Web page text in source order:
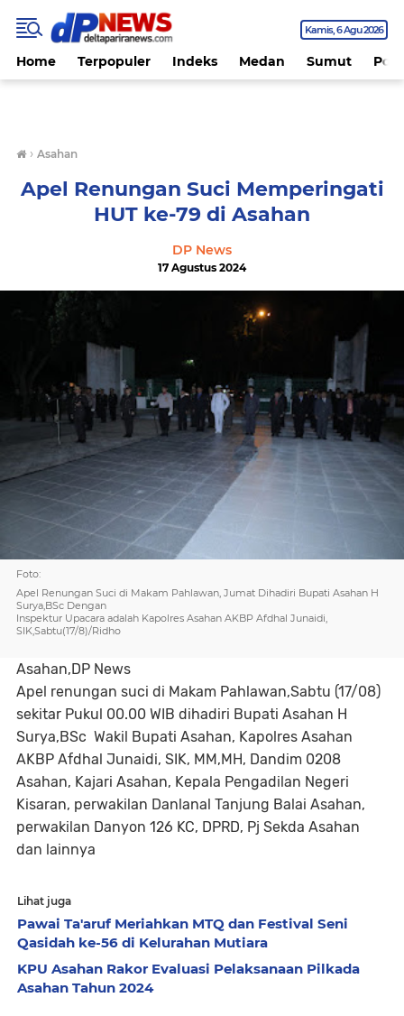
Kamis 6 Agu 2026
Home Terpopuler Indeks Medan Sumut
› Asahan
Apel Renungan Suci Memperingati
HUT ke-79 di Asahan
DP News
17 Agustus 2024
Foto:
Apel Renungan Suci di Makam Pahlawan, Jumat Dihadiri Bupati Asahan H
Surya,BSc Dengan
Inspektur Upacara adalah Kapolres Asahan AKBP Afdhal Junaidi,
SIK,Sabtu(17/8)/Ridho
Asahan,DP News
Apel renungan suci di Makam Pahlawan,Sabtu (17/08)
sekitar Pukul 00.00 WIB dihadiri Bupati Asahan H
Surya,BSc Wakil Bupati Asahan, Kapolres Asahan
AKBP Afdhal Junaidi, SIK, MM,MH, Dandim 0208
Asahan, Kajari Asahan, Kepala Pengadilan Negeri
Kisaran, perwakilan Danlanal Tanjung Balai Asahan,
perwakilan Danyon 126 KC, DPRD, Pj Sekda Asahan
dan lainnya
Lihat juga
Pawai Ta'aruf Meriahkan MTQ dan Festival Seni
Qasidah ke-56 di Kelurahan Mutiara
KPU Asahan Rakor Evaluasi Pelaksanaan Pilkada
Asahan Tahun 2024